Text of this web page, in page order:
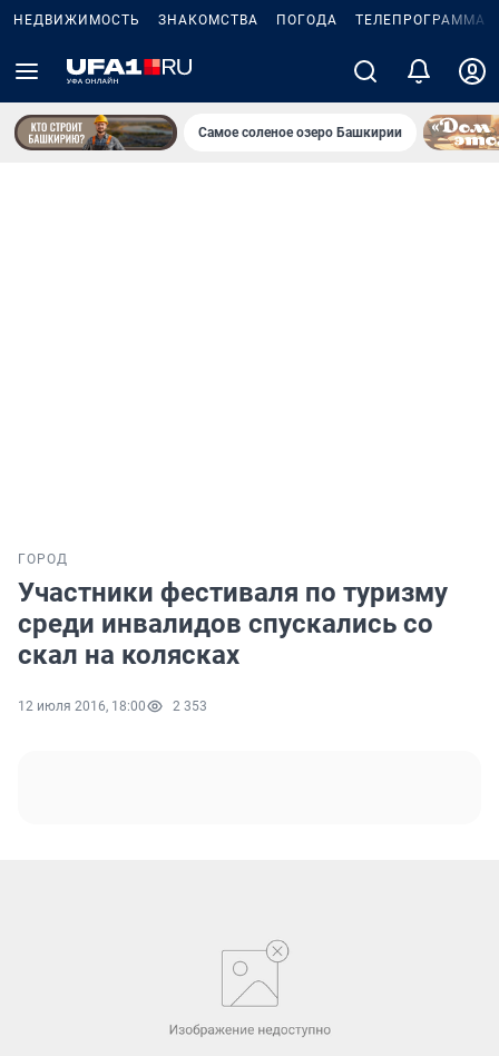
НЕДВИЖИМОСТЬ ЗНАКОМСТВА ПОГОДА ТЕЛЕПРОГРАММА
Самое соленое озеро Башкирии
ГОРОД
Участники фестиваля по туризму
среди инвалидов спускались со
скал на колясках
12 июля 2016, 18:00 2 353